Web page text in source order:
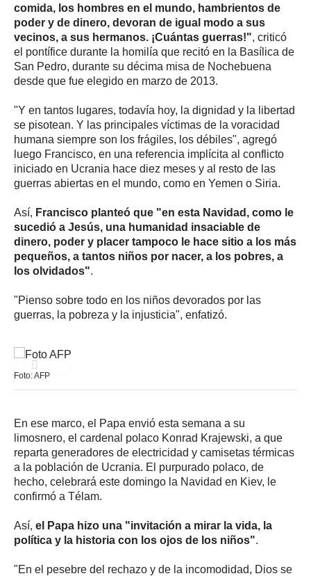
comida, los hombres en el mundo, hambrientos de
poder y de dinero, devoran de igual modo a sus
vecinos, a sus hermanos. ¡Cuántas guerras!", criticó
el pontífice durante la homilía que recitó en la Basílica de
San Pedro, durante su décima misa de Nochebuena
desde que fue elegido en marzo de 2013.
"Y en tantos lugares, todavía hoy, la dignidad y la libertad
se pisotean. Y las principales víctimas de la voracidad
humana siempre son los frágiles, los débiles", agregó
luego Francisco, en una referencia implícita al conflicto
iniciado en Ucrania hace diez meses y al resto de las
guerras abiertas en el mundo, como en Yemen o Siria.
Así, Francisco planteó que "en esta Navidad, como le
sucedió a Jesús, una humanidad insaciable de
dinero, poder y placer tampoco le hace sitio a los más
pequeños, a tantos niños por nacer, a los pobres, a
los olvidados".
"Pienso sobre todo en los niños devorados por las
guerras, la pobreza y la injusticia", enfatizó.
Foto: AFP
En ese marco, el Papa envió esta semana a su
limosnero, el cardenal polaco Konrad Krajewski, a que
reparta generadores de electricidad y camisetas térmicas
a la población de Ucrania. El purpurado polaco, de
hecho, celebrará este domingo la Navidad en Kiev, le
confirmó a Télam.
Así, el Papa hizo una "invitación a mirar la vida, la
política y la historia con los ojos de los niños".
"En el pesebre del rechazo y de la incomodidad, Dios se